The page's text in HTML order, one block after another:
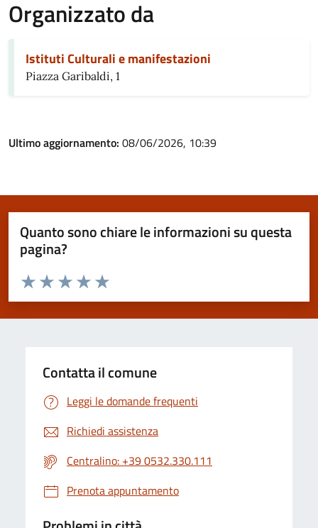
Organizzato da
Istituti Culturali e manifestazioni
Piazza Garibaldi, 1
Ultimo aggiornamento: 08/06/2026, 10:39
Quanto sono chiare le informazioni su questa
pagina?
Valuta da 1 a 5 stelle la pagina
Valuta 5 stelle su 5
Valuta 4 stelle su 5
Valuta 3 stelle su 5
Valuta 2 stelle su 5
Valuta 1 stelle su 5
Contatta il comune
Leggi le domande frequenti
Richiedi assistenza
Centralino: +39 0532.330.111
Prenota appuntamento